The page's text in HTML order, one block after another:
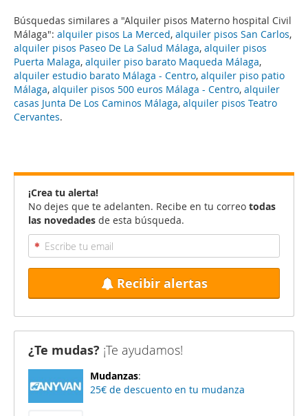
Búsquedas similares a "Alquiler pisos Materno hospital Civil
Málaga": alquiler pisos La Merced, alquiler pisos San Carlos,
alquiler pisos Paseo De La Salud Málaga, alquiler pisos
Puerta Malaga, alquiler piso barato Maqueda Málaga,
alquiler estudio barato Málaga - Centro, alquiler piso patio
Málaga, alquiler pisos 500 euros Málaga - Centro, alquiler
casas Junta De Los Caminos Málaga, alquiler pisos Teatro
Cervantes.
¡Crea tu alerta!
No dejes que te adelanten. Recibe en tu correo todas
las novedades de esta búsqueda.
Recibir alertas
¿Te mudas? ¡Te ayudamos!
Mudanzas:
25€ de descuento en tu mudanza